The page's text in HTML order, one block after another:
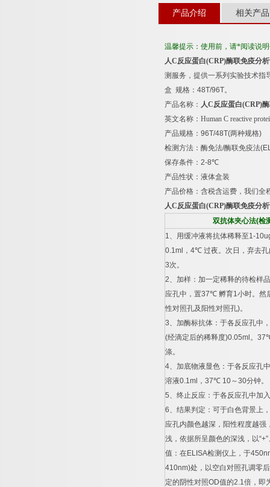
产品介绍 相关产品
温馨提示：使用前，请*阅读说
人C反应蛋白(CRP)酶联免疫分
测服务，提供一系列实验技术指
盒 规格： 48T/96T。
产品名称： 人C反应蛋白(CRP)
英文名称： Human C reactive
产品规格： 96T/48T(两种规格)
检测方法：酶免法/酶联免疫法
保存条件： 2-8℃
产品性状：液体盒装
产品价格：含税含运费，我们全
人C反应蛋白(CRP)酶联免疫分
双抗体夹心法(检
1、用缓冲液将抗体稀释至1-
0.1ml ， 4℃ 过夜。次日，弃去
3次。
2、加样：加一定稀释的待检样品
应孔中，置37℃ 孵育1小时。然
性对照孔及阳性对照孔)。
3、加酶标抗体：于各反应孔中
(经滴定后的稀释度)0.05ml 。 37
涤。
4、加底物液显色：于各反应孔
溶液0.1ml ， 37℃ 10～30分钟。
5、终止反应：于各反应孔中加入
6、结果判定：可于白色背景上
应孔内颜色越深，阳性程度越强
浅，依据所呈颜色的深浅，以“+”
值：在ELISA检测仪上，于
410nm)处，以空白对照孔调零
定的阴性对照OD值的2.1倍，即